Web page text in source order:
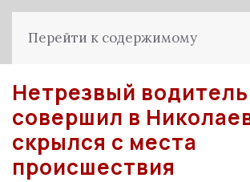
Перейти к содержимому
Нетрезвый водитель
совершил в
скрылся с места
происшествия